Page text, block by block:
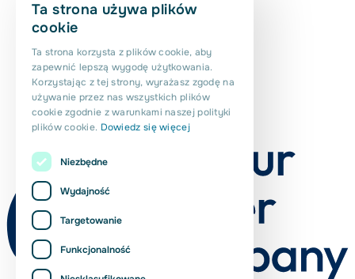
DUTCH
PORTUGUESE
POLISH
ROMANIAN
Ta strona używa plików
cookie
Ta strona korzysta z plików cookie, aby
zapewnić lepszą wygodę użytkowania.
Korzystając z tej strony, wyrażasz zgodę na
używanie przez nas wszystkich plików
cookie zgodnie z warunkami naszej polityki
plików cookie. Dowiedz się więcej
Niezbędne
Wydajność
Targetowanie
Funkcjonalność